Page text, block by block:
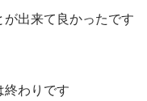
出来て良かったです
終わりです